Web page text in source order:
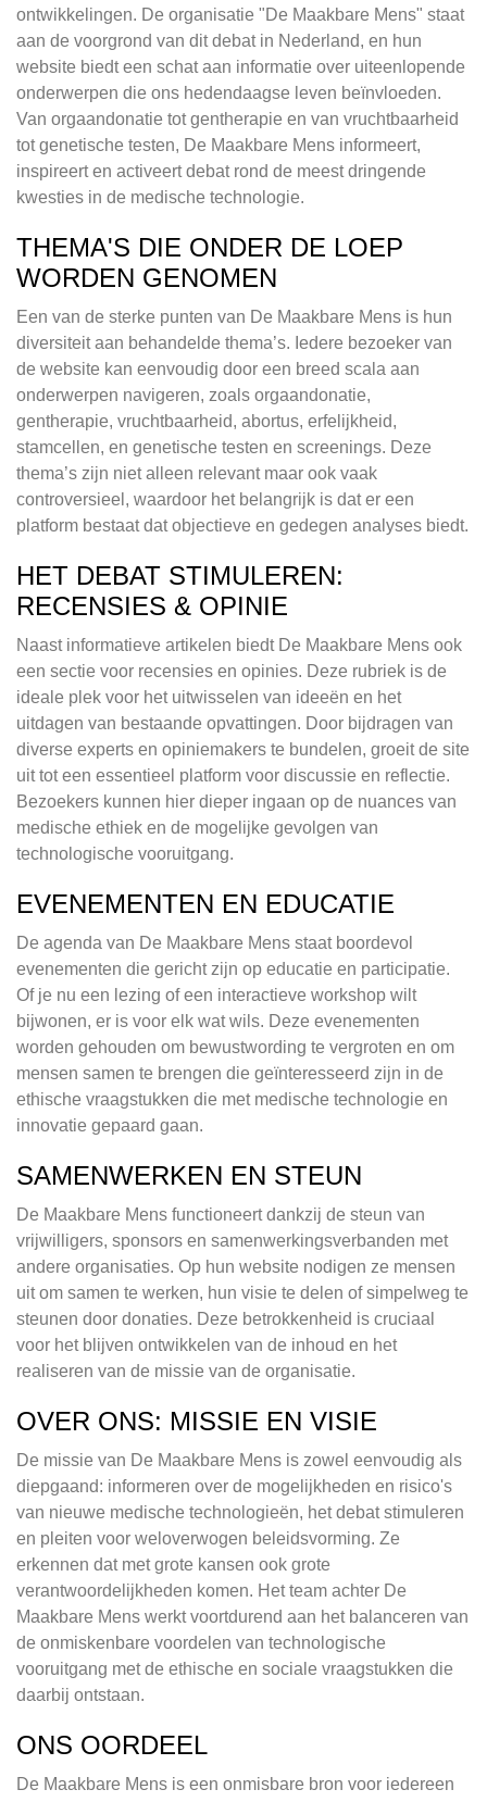
ontwikkelingen. De organisatie "De Maakbare Mens" staat
aan de voorgrond van dit debat in Nederland, en hun
website biedt een schat aan informatie over uiteenlopende
onderwerpen die ons hedendaagse leven beïnvloeden.
Van orgaandonatie tot gentherapie en van vruchtbaarheid
tot genetische testen, De Maakbare Mens informeert,
inspireert en activeert debat rond de meest dringende
kwesties in de medische technologie.
THEMA'S DIE ONDER DE LOEP
WORDEN GENOMEN
Een van de sterke punten van De Maakbare Mens is hun
diversiteit aan behandelde thema’s. Iedere bezoeker van
de website kan eenvoudig door een breed scala aan
onderwerpen navigeren, zoals orgaandonatie,
gentherapie, vruchtbaarheid, abortus, erfelijkheid,
stamcellen, en genetische testen en screenings. Deze
thema’s zijn niet alleen relevant maar ook vaak
controversieel, waardoor het belangrijk is dat er een
platform bestaat dat objectieve en gedegen analyses biedt.
HET DEBAT STIMULEREN:
RECENSIES & OPINIE
Naast informatieve artikelen biedt De Maakbare Mens ook
een sectie voor recensies en opinies. Deze rubriek is de
ideale plek voor het uitwisselen van ideeën en het
uitdagen van bestaande opvattingen. Door bijdragen van
diverse experts en opiniemakers te bundelen, groeit de site
uit tot een essentieel platform voor discussie en reflectie.
Bezoekers kunnen hier dieper ingaan op de nuances van
medische ethiek en de mogelijke gevolgen van
technologische vooruitgang.
EVENEMENTEN EN EDUCATIE
De agenda van De Maakbare Mens staat boordevol
evenementen die gericht zijn op educatie en participatie.
Of je nu een lezing of een interactieve workshop wilt
bijwonen, er is voor elk wat wils. Deze evenementen
worden gehouden om bewustwording te vergroten en om
mensen samen te brengen die geïnteresseerd zijn in de
ethische vraagstukken die met medische technologie en
innovatie gepaard gaan.
SAMENWERKEN EN STEUN
De Maakbare Mens functioneert dankzij de steun van
vrijwilligers, sponsors en samenwerkingsverbanden met
andere organisaties. Op hun website nodigen ze mensen
uit om samen te werken, hun visie te delen of simpelweg te
steunen door donaties. Deze betrokkenheid is cruciaal
voor het blijven ontwikkelen van de inhoud en het
realiseren van de missie van de organisatie.
OVER ONS: MISSIE EN VISIE
De missie van De Maakbare Mens is zowel eenvoudig als
diepgaand: informeren over de mogelijkheden en risico's
van nieuwe medische technologieën, het debat stimuleren
en pleiten voor weloverwogen beleidsvorming. Ze
erkennen dat met grote kansen ook grote
verantwoordelijkheden komen. Het team achter De
Maakbare Mens werkt voortdurend aan het balanceren van
de onmiskenbare voordelen van technologische
vooruitgang met de ethische en sociale vraagstukken die
daarbij ontstaan.
ONS OORDEEL
De Maakbare Mens is een onmisbare bron voor iedereen